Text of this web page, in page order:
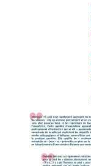
Image